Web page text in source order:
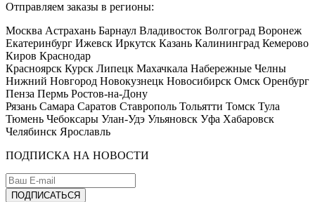
Отправляем заказы в регионы:
Москва Астрахань Барнаул Владивосток Волгоград Воронеж
Екатеринбург Ижевск Иркутск Казань Калининград Кемерово
Киров Краснодар
Красноярск Курск Липецк Махачкала Набережные Челны
Нижний Новгород Новокузнецк Новосибирск Омск Оренбург
Пенза Пермь Ростов-на-Дону
Рязань Самара Саратов Ставрополь Тольятти Томск Тула
Тюмень Чебоксары Улан-Удэ Ульяновск Уфа Хабаровск
Челябинск Ярославль
ПОДПИСКА НА НОВОСТИ